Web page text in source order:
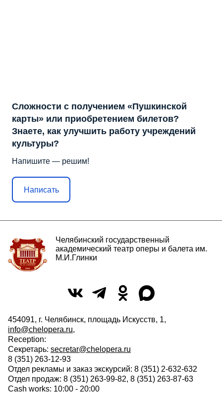
Сложности с получением «Пушкинской
карты» или приобретением билетов?
Знаете, как улучшить работу учреждений
культуры?
Напишите — решим!
Написать
Челябинский государственный
академический театр оперы и балета им.
М.И.Глинки
454091, г. Челябинск, площадь Искусств, 1,
info@chelopera.ru,
Reception:
Секретарь: secretar@chelopera.ru
8 (351) 263-12-93
Отдел рекламы и заказ экскурсий: 8 (351) 2-632-632
Отдел продаж: 8 (351) 263-99-82, 8 (351) 263-87-63
Cash works: 10:00 - 20:00